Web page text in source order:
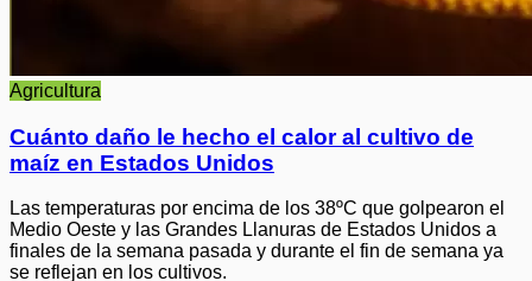
Agricultura
Cuánto daño le hecho el calor al cultivo de
maíz en Estados Unidos
Las temperaturas por encima de los 38ºC que golpearon el
Medio Oeste y las Grandes Llanuras de Estados Unidos a
finales de la semana pasada y durante el fin de semana ya
se reflejan en los cultivos.